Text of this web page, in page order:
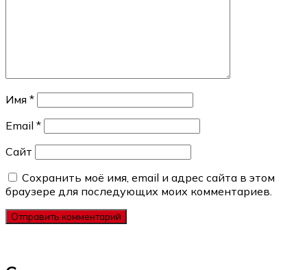
Имя *
Email *
Сайт
Сохранить моё имя, email и адрес сайта в этом
браузере для последующих моих комментариев.